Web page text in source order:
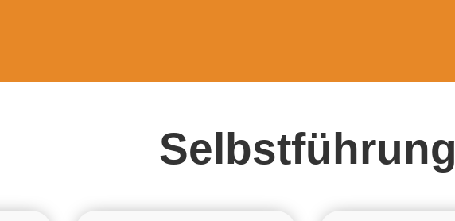
Selbstführung